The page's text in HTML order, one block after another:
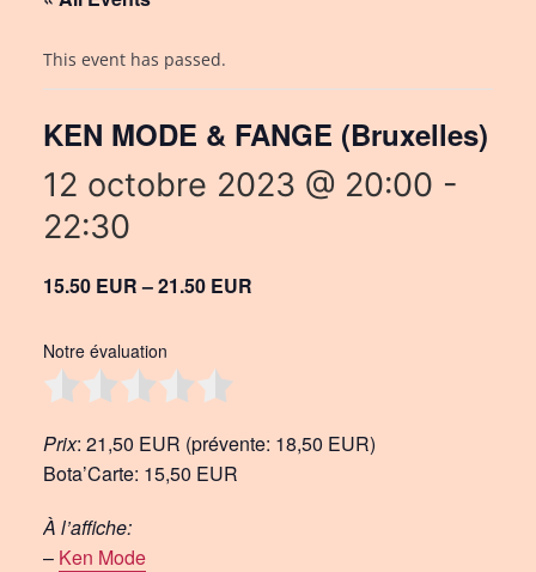
This event has passed.
KEN MODE & FANGE (Bruxelles)
12 octobre 2023 @ 20:00 -
22:30
15.50 EUR – 21.50 EUR
Notre évaluation
Prix: 21,50 EUR (prévente: 18,50 EUR)
Bota’Carte: 15,50 EUR
À l’affiche:
– Ken Mode